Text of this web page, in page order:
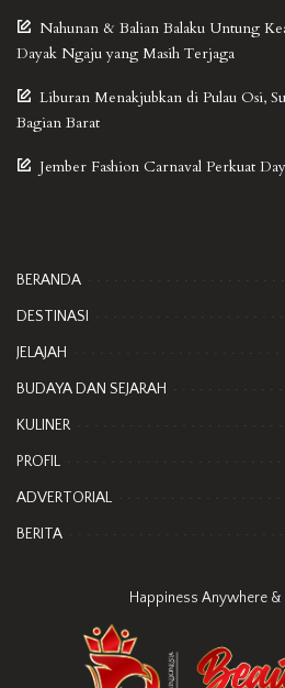
Nahunan & Balian Balaku Untung
Dayak Ngaju yang Masih Terjaga
Liburan Menakjubkan di Pulau Osi,
Bagian Barat
Jember Fashion Carnaval Perkuat
BERANDA
DESTINASI
JELAJAH
BUDAYA DAN SEJARAH
KULINER
PROFIL
ADVERTORIAL
BERITA
Happiness Anywhere